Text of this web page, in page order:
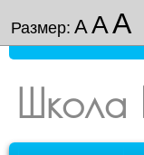
Размер: ААА